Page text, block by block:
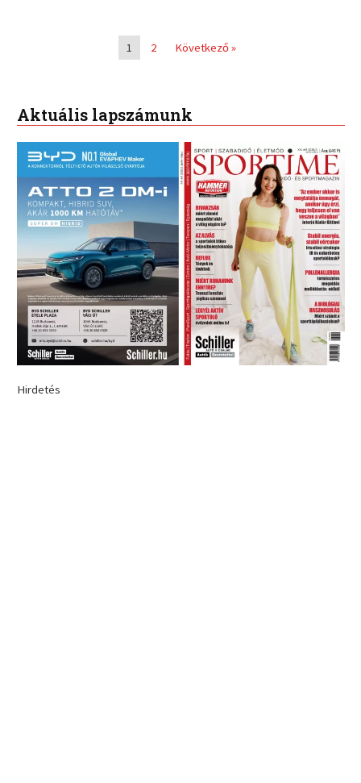
1 2 Következő »
Aktuális lapszámunk
Hirdetés